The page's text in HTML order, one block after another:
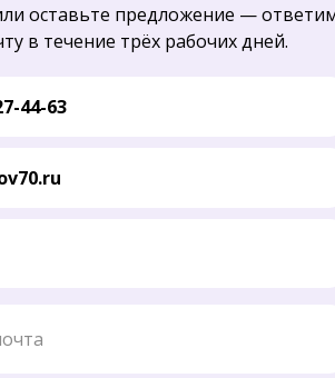
оставьте предложение —
в течение трёх рабочих дней.
44-63